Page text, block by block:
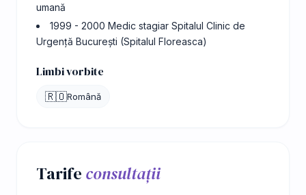
umană
1999 - 2000 Medic stagiar Spitalul Clinic de
Urgență București (Spitalul Floreasca)
Limbi vorbite
🇷🇴Română
Tarife consultații